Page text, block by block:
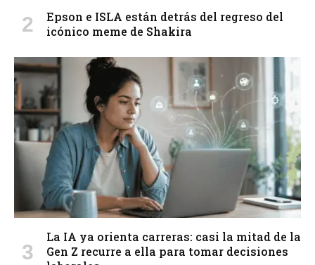
Epson e ISLA están detrás del regreso del
icónico meme de Shakira
La IA ya orienta carreras: casi la mitad de la
Gen Z recurre a ella para tomar decisiones